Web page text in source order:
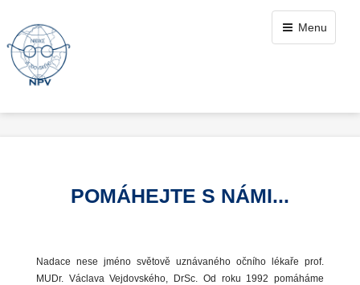
Menu
POMÁHEJTE S NÁMI...
Nadace nese jméno světově uznávaného očního lékaře prof.
MUDr. Václava Vejdovského, DrSc. Od roku 1992 pomáháme